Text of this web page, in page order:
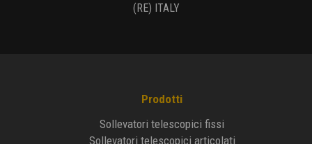
(RE) ITALY
Prodotti
Sollevatori telescopici fissi
Sollevatori telescopici articolati